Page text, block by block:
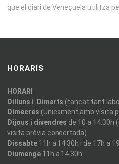
que el diari de Veneçuela utilitza
HORARIS
HORARI
Dilluns i Dimarts (tancat tant
Dimecres (Unicament amb visita
Dijous i divendres de 10 a 14.30h
visita prèvia concertada)
Dissabte 11h a 14.30h i de 17h a
Diumenge 11h a 14.30h.